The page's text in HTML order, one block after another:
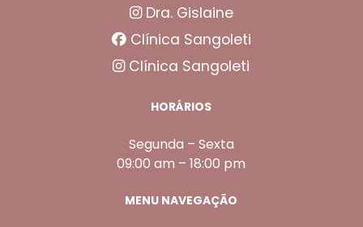
Dra. Gislaine
Clínica Sangoleti
Clínica Sangoleti
HORÁRIOS
Segunda – Sexta
09:00 am – 18:00 pm
MENU NAVEGAÇÃO